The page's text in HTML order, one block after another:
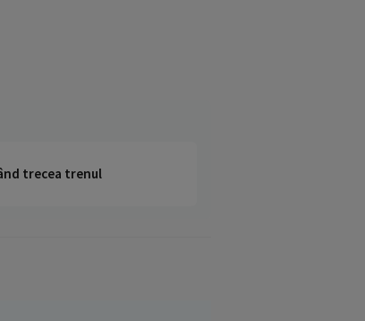
trecea trenul